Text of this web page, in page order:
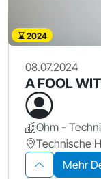
2024
08.07.2024
A FOOL
Mehr